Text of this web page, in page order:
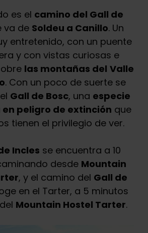
es el camino del Gall de
va de Soldeu a Canillo. Un
entretenido, con un puente
y con vistas curiosas e
las montañas del Valle
. Con un poco de suerte se
Gall de Bosc, una especie
peligro de extinción que
tienen el privilegio de ver.
Incles se encuentra a 10
desde Mountain
, y el camino del Gall de
en el Tarter, a 5 minutos
Mountain Hostel Tarter.